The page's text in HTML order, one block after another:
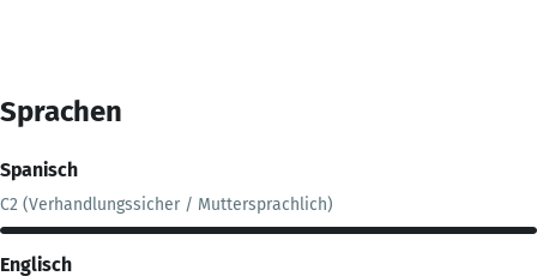
Sprachen
Spanisch
C2 (Verhandlungssicher / Muttersprachlich)
Englisch